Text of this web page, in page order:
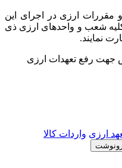
مقررات ارزی در اجرای این
شعب و واحدهای ارزی ذی
نمایند.
ارزی واردات کالا